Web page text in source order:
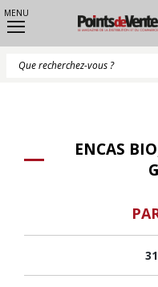
MENU
ENCAS